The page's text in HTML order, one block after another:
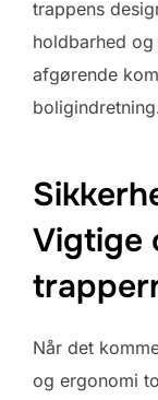
trappens
holdbarhed
afgørende
Vigtige
Når det
og ergonomi